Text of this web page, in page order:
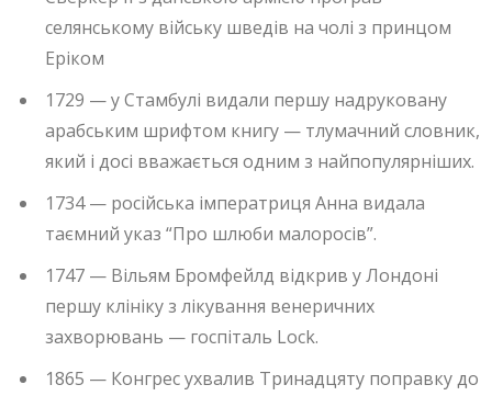
селянському війську шведів на чолі з принцом
Еріком
1729 — у Стамбулі видали першу надруковану
арабським шрифтом книгу — тлумачний словник,
який і досі вважається одним з найпопулярніших.
1734 — російська імператриця Анна видала
таємний указ “Про шлюби малоросів”.
1747 — Вільям Бромфейлд відкрив у Лондоні
першу клініку з лікування венеричних
захворювань — госпіталь Lock.
1865 — Конгрес ухвалив Тринадцяту поправку до